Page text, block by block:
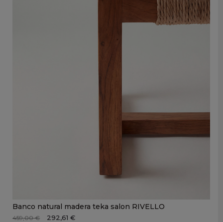
Banco natural madera teka salon RIVELLO
459,00 €
292,61 €